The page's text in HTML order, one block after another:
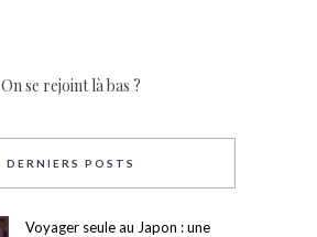
On se rejoint là bas ?
DERNIERS POSTS
Voyager seule au Japon : une